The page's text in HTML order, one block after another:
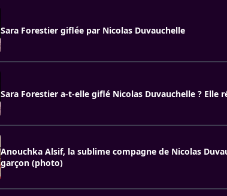
Sara Forestier giflée par Nicolas Duvauchelle
Sara Forestier a-t-elle giflé Nicolas Duvauchelle ? Elle
Anouchka Alsif, la sublime compagne de Nicolas
garçon (photo)